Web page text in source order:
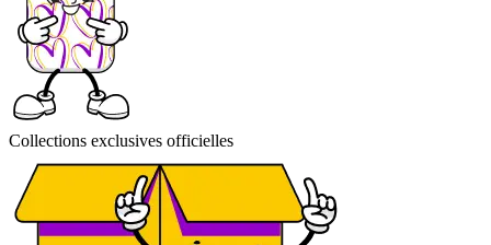
Collections exclusives officielles